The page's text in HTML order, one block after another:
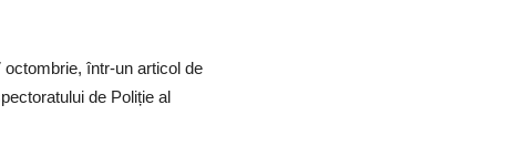
într-un articol de
de Poliție al